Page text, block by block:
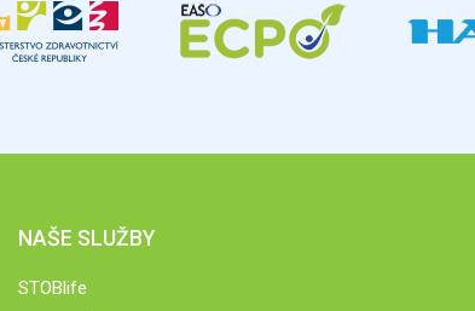
NAŠE SLUŽBY
STOBlife